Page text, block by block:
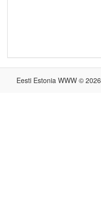
Eesti Estonia WWW © 2026